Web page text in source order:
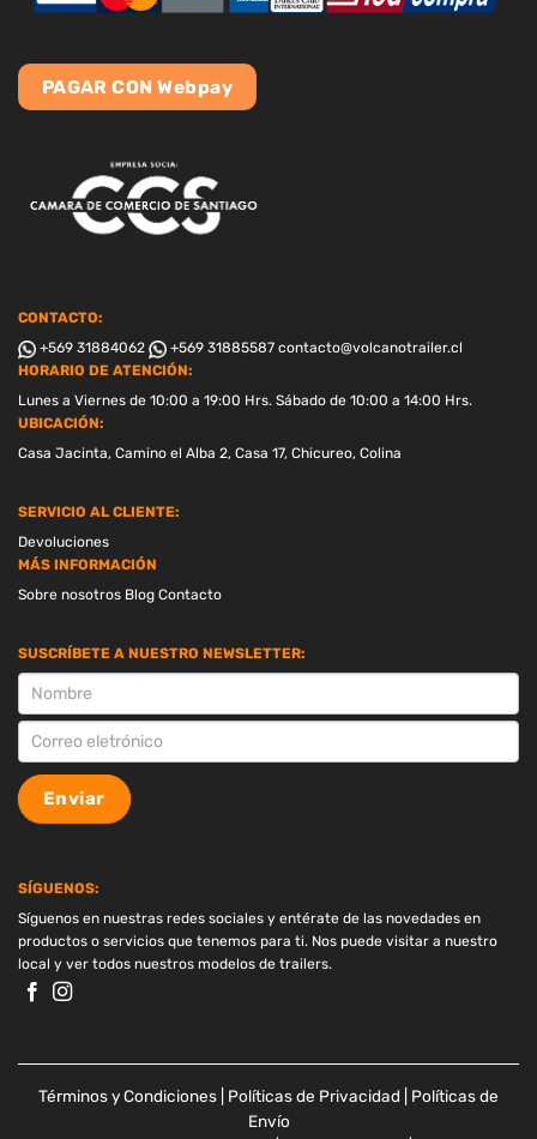
PAGAR CON Webpay
CONTACTO:
+569 31884062
+569 31885587 contacto@volcanotrailer.cl
HORARIO DE ATENCIÓN:
Lunes a Viernes de 10:00 a 19:00 Hrs. Sábado de 10:00 a 14:00 Hrs.
UBICACIÓN:
Casa Jacinta, Camino el Alba 2, Casa 17, Chicureo, Colina
SERVICIO AL CLIENTE:
Devoluciones
MÁS INFORMACIÓN
Sobre nosotros Blog Contacto
SUSCRÍBETE A NUESTRO NEWSLETTER:
SUSCRIPCION
Enviar
SÍGUENOS:
Síguenos en nuestras redes sociales y entérate de las novedades en
productos o servicios que tenemos para ti. Nos puede visitar a nuestro
local y ver todos nuestros modelos de trailers.
Términos y Condiciones Políticas de Privacidad
Políticas de
Envío